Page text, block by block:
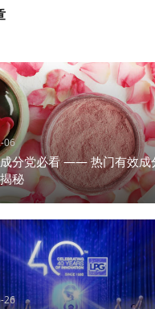
06
分党必看 —— 热门有效成
秘
26